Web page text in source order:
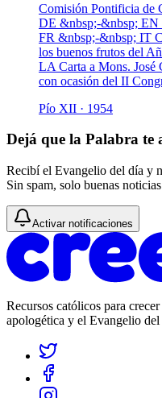
Comisión Pontificia de
DE &nbsp;-&nbsp; EN
FR &nbsp;-&nbsp; IT
los buenos frutos del
LA Carta a Mons. José
con ocasión del II
Pío XII · 1954
Dejá que la Palabra te
Recibí el Evangelio del día y
Sin spam, solo buenas
Activar notificaciones
Recursos católicos para
apologética y el Evangelio